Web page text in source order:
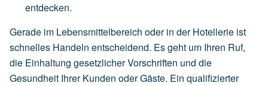
entdecken.
Gerade im Lebensmittelbereich oder in der Hotellerie ist
schnelles Handeln entscheidend. Es geht um Ihren Ruf,
die Einhaltung gesetzlicher Vorschriften und die
Gesundheit Ihrer Kunden oder Gäste. Ein qualifizierter